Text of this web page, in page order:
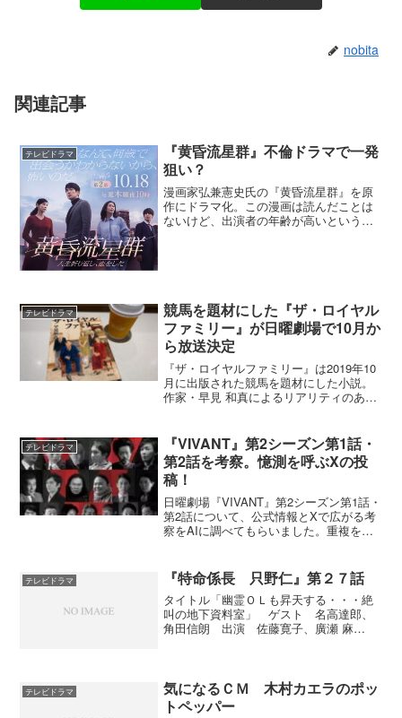
nobita
関連記事
テレビドラマ
『黄昏流星群』不倫ドラマで一発
狙い？
漫画家弘兼憲史氏の『黄昏流星群』を原
作にドラマ化。この漫画は読んだことは
ないけど、出演者の年齢が高いという事
テレビドラマ
競馬を題材にした『ザ・ロイヤル
ファミリー』が日曜劇場で10月か
ら放送決定
『ザ・ロイヤルファミリー』は2019年10
月に出版された競馬を題材にした小説。
作家・早見 和真によるリアリティのある
日曜劇場というと最近では「VIVANT」
「御上先生...
テレビドラマ
『VIVANT』第2シーズン第1話・
第2話を考察。憶測を呼ぶXの投
稿！
日曜劇場『VIVANT』第2シーズン第1話・
第2話について、公式情報とXで広がる考
察をAIに調べてもらいました。重複を整
テレビドラマ 『特命係長 只野仁』第２７話
タイトル「幽霊ＯＬも昇天する・・・絶
叫の地下資料室」 ゲスト 名高達郎、
角田信朗 出演 佐藤寛子、廣瀬 麻
事。時期を同じくして、電王堂...
テレビドラマ
気になるＣＭ 木村カエラのポッ
トペッパー